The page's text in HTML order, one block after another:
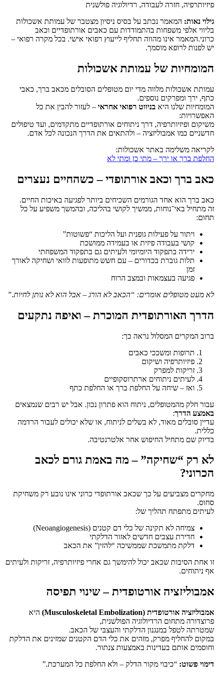
פיזיותרפיה, חזרה לעבודה, רדיולוגיה פולשנית
גילוי נאות: המאמר נכתב על בסיס ניסיון מצטבר של עמותת אשכולות
בליווי אלפי משפחות בהתמודדות עם כאבים אורתופדיים וכאב
כרוני.המאמר אינו מהווה תחליף לייעוץ רפואי אישי. בכל מקרה רפואי –
יש לפנות לרופא מוסמך.
המומחיות של עמותת אשכולות
עמותת אשכולות מלווה מדי יום מטופלים הסובלים מכאב ברך, כאבי
כתף, ירך ומפרקים נוספים.
המומחיות שלנו היא בניווט רפואי אחראי – לעזור להבין את כל
האפשרויות:
משיקום ופיזיותרפיה, דרך ניתוחים אורתופדיים מתקדמים, ועד טיפולים
חדשניים כמו אמבוליזציה – ולהתאים את הדרך הנכונה לכל אדם.
לקריאה משלימה באתר אשכולות:
החלפת ברך או ירך – מתי כן ומתי לא
כאב ברך וכאב אורתופדי – כשהחיים נעצרים
כאב ברך הוא אחד הגורמים השכיחים ביותר לפגיעה באיכות החיים.
זה מתחיל באי־נוחות, ממשיך לקושי בהליכה, ובהמשך משפיע על כל
תחום:
ויתור על פעילות גופנית ועל הליכות “פשוטות”
קושי בעבודה פיזית או בעמידה ממושכת
ירידה בתפקוד היומיומי ולעיתים גם בתפקוד המשפחתי
תלות גוברת בכדורים – עם חשש מתופעות לוואי ושחיקה לאורך
זמן
פגיעה בעצמאות ובמצב הרוח
לא מעט מטופלים אומרים: “הכאב לא הורג – אבל הוא לא נותן לחיות.”
הדרך האורתופדית המוכרת – ואיפה נתקעים
ברוב המקרים המסלול נראה כך:
תרופות ומשככי כאבים
פיזיותרפיה ושיקום
זריקות למפרק
לעיתים ניתוחים ארתרוסקופיים
ואז – שיחה על החלפת ברך או החלפת כתף
עבור חלק מהמטופלים, ניתוח הוא פתרון נכון. אבל יש רבים שנמצאים
באמצע הדרך:
עדיין סובלים מאוד, לא בשלים לניתוח, או שלא יכולים לעבור הרדמה
כללית.
בדיוק שם מתחיל החיפוש אחר אלטרנטיבה.
לא רק “שחיקה” – מה באמת גורם לכאב
הכרוני?
מחקרים מצביעים על כך שכאב אורתופדי כרוני אינו נובע רק משחיקת
סחוס.
לעיתים מתפתח תהליך של:
צמיחה לא תקינה של כלי דם קטנים (Neoangiogenesis)
חדירת עצבים חדשים לאזור הדלקתי
דלקת מתמשכת שממשיכה “להזין” את הכאב
זו אחת הסיבות שכאב יכול להימשך גם אחרי פיזיותרפיה, זריקות ולעיתים
אף ניתוחים.
אמבוליזציה אורטופדית – שינוי תפיסה
אמבוליזציה אורטופדית (Musculoskeletal Embolization)
היא
פרוצדורה מתחום הרדיולוגיה הפולשנית,
שמטרתה לטפל במנגנון הדלקתי והעצבּי של הכאב.
במקום להחליף מפרק, מזהים את כלי הדם הקטנים שמזינים את הדלקת
וחוסמים אותם בעדינות באמצעות צנתור.
דימוי פשוט: “כיבוי מקור הדלק – ולא החלפת כל המערכת.”